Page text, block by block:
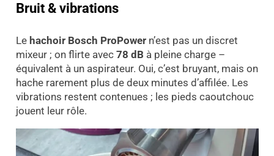
Bruit & vibrations
Le hachoir Bosch ProPowern’est pas un discret
mixeur ; on flirte avec 78 dB à pleine charge –
équivalent à un aspirateur. Oui, c’est bruyant, mais on
hache rarement plus de deux minutes d’affilée. Les
vibrations restent contenues ; les pieds caoutchouc
jouent leur rôle.